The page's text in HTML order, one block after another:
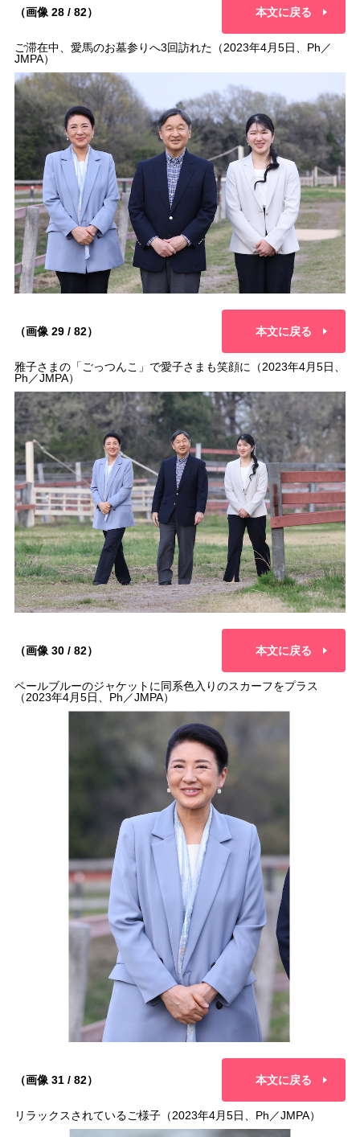
（画像 28 / 82） 本文に戻る
ご滞在中、愛馬のお墓参りへ3回訪れた（2023年4月5日、Ph／
JMPA）
（画像 29 / 82） 本文に戻る
雅子さまの「ごっつんこ」で愛子さまも笑顔に（2023年4月5日、
Ph／JMPA）
（画像 30 / 82） 本文に戻る
ペールブルーのジャケットに同系色入りのスカーフをプラス
（2023年4月5日、Ph／JMPA）
（画像 31 / 82） 本文に戻る
リラックスされているご様子（2023年4月5日、Ph／JMPA）